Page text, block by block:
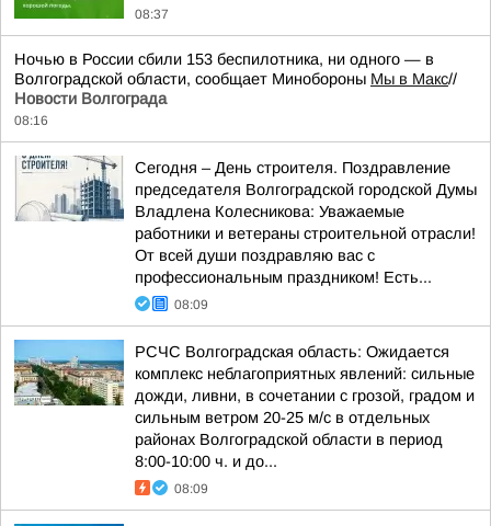
08:37
Ночью в России сбили 153 беспилотника, ни одного — в
Волгоградской области, сообщает Минобороны Мы в Макс//
Новости Волгограда
08:16
Сегодня – День строителя. Поздравление
председателя Волгоградской городской Думы
Владлена Колесникова: Уважаемые
работники и ветераны строительной отрасли!
От всей души поздравляю вас с
профессиональным праздником! Есть...
08:09
РСЧС Волгоградская область: Ожидается
комплекс неблагоприятных явлений: сильные
дожди, ливни, в сочетании с грозой, градом и
сильным ветром 20-25 м/с в отдельных
районах Волгоградской области в период
8:00-10:00 ч. и до...
08:09